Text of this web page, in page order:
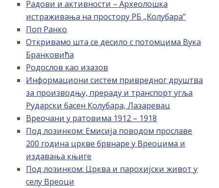
Радови и активности – Археолошка
истраживања на простору РБ „Kолубара”
Поп Ранко
Откривамо шта се десило с потомцима Вука
Бранковића
Родослов као изазов
Информациони систем привредног друштва
за производњу, прераду и транспорт угља
Рударски басен Колубара, Лазаревац
Вреочани у ратовима 1912 – 1918
Под лозинком: Емисија поводом прославе
200 година цркве брвнаре у Вреоцима и
издавања књиге
Под лозинком: Црква и парохијски живот у
селу Вреоци